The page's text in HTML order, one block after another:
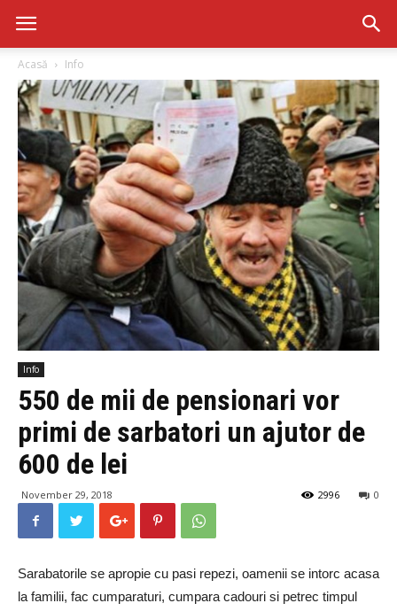
Acasă Info
Info
550 de mii de pensionari vor
primi de sarbatori un ajutor de
600 de lei
November 29, 2018 0
2996
Sarabatorile se apropie cu pasi repezi, oamenii se intorc acasa
la familii, fac cumparaturi, cumpara cadouri si petrec timpul